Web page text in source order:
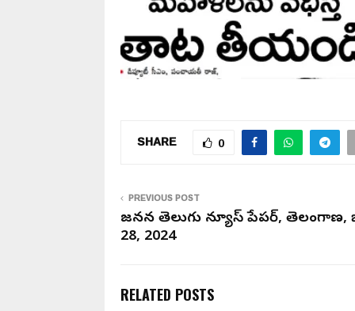
SHARE 0
PREVIOUS POST
జనసేన తెలుగు న్యూస్ పేపర్, తెలంగాణ,
28, 2024
RELATED POSTS